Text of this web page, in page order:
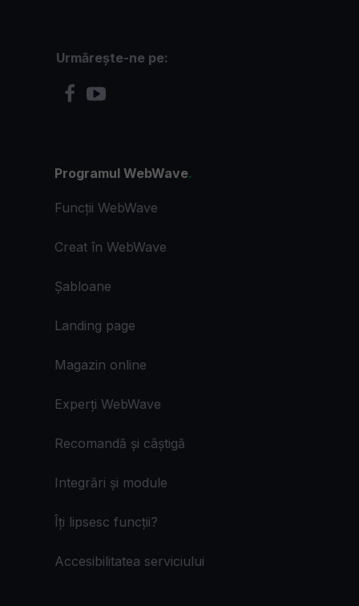
Funcții WebWave
Creat în WebWave
Șabloane
Landing page
Magazin online
Experți WebWave
Recomandă și câștigă
Integrări și module
Îți lipsesc funcții?
Accesibilitatea serviciului
Programul WebWave.
Urmărește-ne pe: